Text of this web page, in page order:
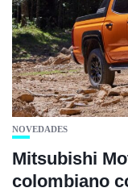
NOVEDADES
Mitsubishi
colombiano